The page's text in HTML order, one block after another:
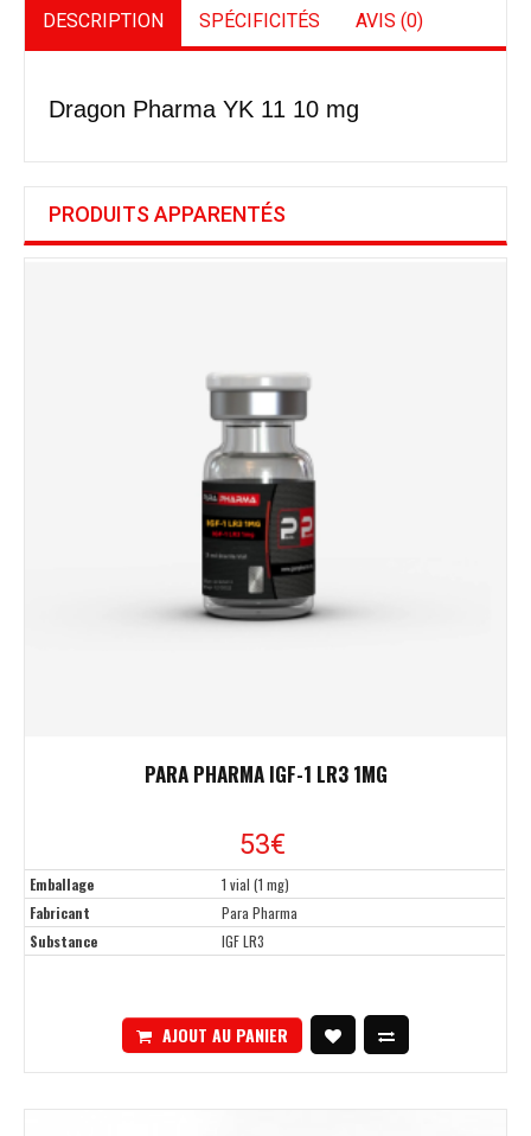
DESCRIPTION SPÉCIFICITÉS AVIS (0)
Dragon Pharma YK 11 10 mg
PRODUITS APPARENTÉS
PARA PHARMA IGF-1 LR3 1MG
53€
Emballage
1 vial (1 mg)
Fabricant
Para Pharma
Substance
IGF LR3
AJOUT AU PANIER